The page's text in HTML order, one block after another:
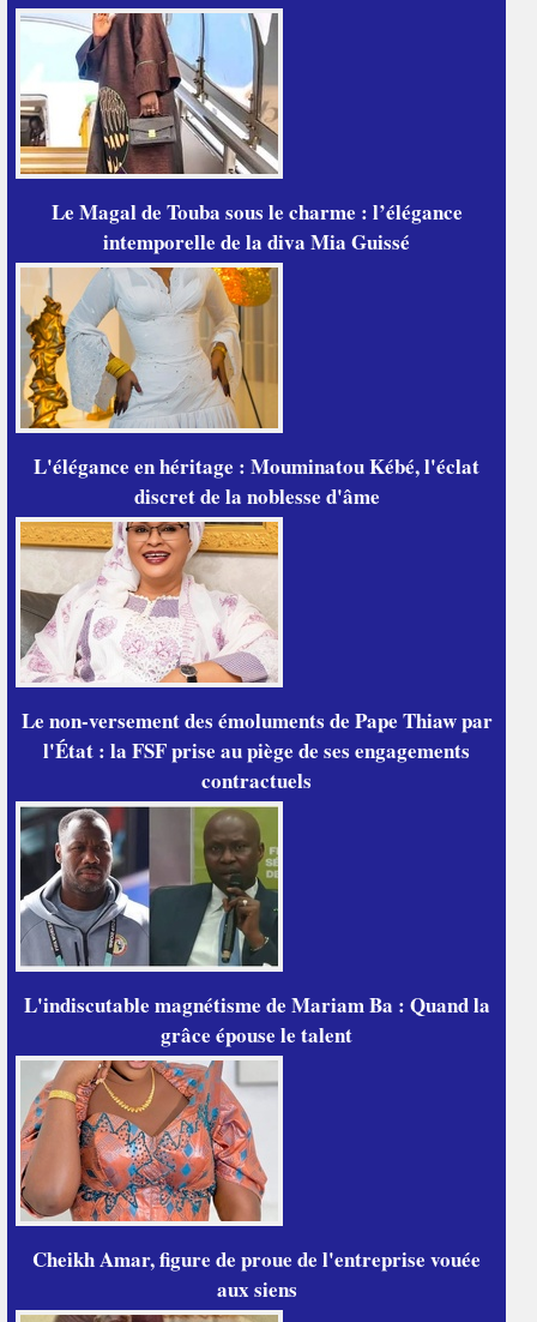
Le Magal de Touba sous le charme : l’élégance
intemporelle de la diva Mia Guissé
L'élégance en héritage : Mouminatou Kébé, l'éclat
discret de la noblesse d'âme
Le non-versement des émoluments de Pape Thiaw par
l'État : la FSF prise au piège de ses engagements
contractuels
L'indiscutable magnétisme de Mariam Ba : Quand la
grâce épouse le talent
Cheikh Amar, figure de proue de l'entreprise vouée
aux siens